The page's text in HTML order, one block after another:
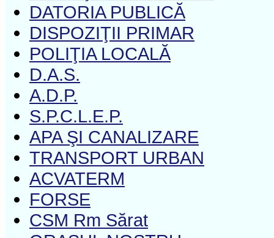
DATORIA PUBLICĂ
DISPOZIŢII PRIMAR
POLIŢIA LOCALĂ
D.A.S.
A.D.P.
S.P.C.L.E.P.
APA ŞI CANALIZARE
TRANSPORT URBAN
ACVATERM
FORSE
CSM Rm Sărat